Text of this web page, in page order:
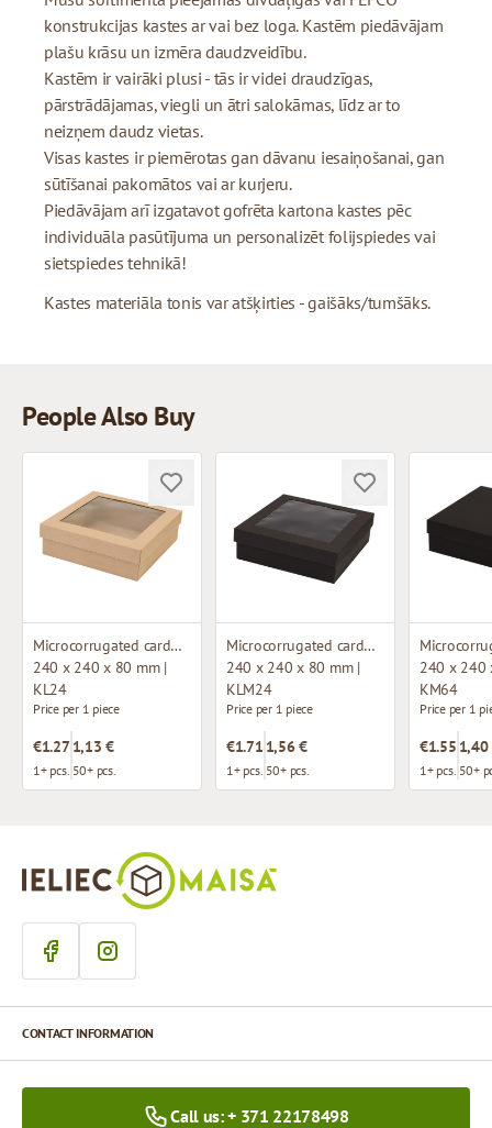
konstrukcijas kastes ar vai bez loga. Kastēm piedāvājam
plašu krāsu un izmēra daudzveidību.
Kastēm ir vairāki plusi - tās ir videi draudzīgas,
pārstrādājamas, viegli un ātri salokāmas, līdz ar to
neizņem daudz vietas.
Visas kastes ir piemērotas gan dāvanu iesaiņošanai, gan
sūtīšanai pakomātos vai ar kurjeru.
Piedāvājam arī izgatavot gofrēta kartona kastes pēc
individuāla pasūtījuma un personalizēt folijspiedes vai
sietspiedes tehnikā!
Kastes materiāla tonis var atšķirties - gaišāks/tumšāks.
People Also Buy
Microcorrugated cardboard box with window
240 x 240 x 80 mm |
KL24
Price per 1 piece
€1.27
1+ pcs.
1,13 €
50+ pcs.
Microcorrugated cardboard box with window
240 x 240 x 80 mm |
KLM24
Price per 1 piece
€1.71
1+ pcs.
1,56 €
50+ pcs.
240 x 240
KM64
Price per 1
€1.55
1+ pcs.
1,40
50+
CONTACT INFORMATION
Call us: + 371 22178498